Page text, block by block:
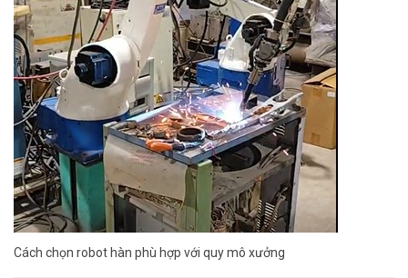
Cách chọn robot hàn phù hợp với quy mô xưởng